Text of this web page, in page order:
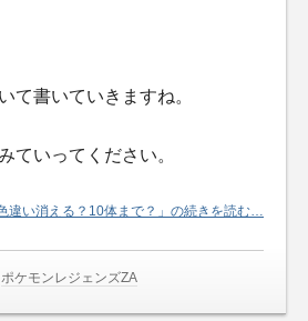
て書いていきますね。
ていってください。
違い消える？10体まで？」の続きを読む…
ポケモンレジェンズZA